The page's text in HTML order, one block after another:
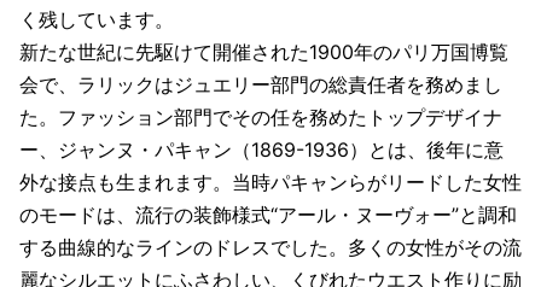
く残しています。
新たな世紀に先駆けて開催された1900年のパリ万国博覧
会で、ラリックはジュエリー部門の総責任者を務めまし
た。ファッション部門でその任を務めたトップデザイナ
ー、ジャンヌ・パキャン（1869-1936）とは、後年に意
外な接点も生まれます。当時パキャンらがリードした女性
のモードは、流行の装飾様式“アール・ヌーヴォー”と調和
する曲線的なラインのドレスでした。多くの女性がその流
麗なシルエットにふさわしい、くびれたウエスト作りに励